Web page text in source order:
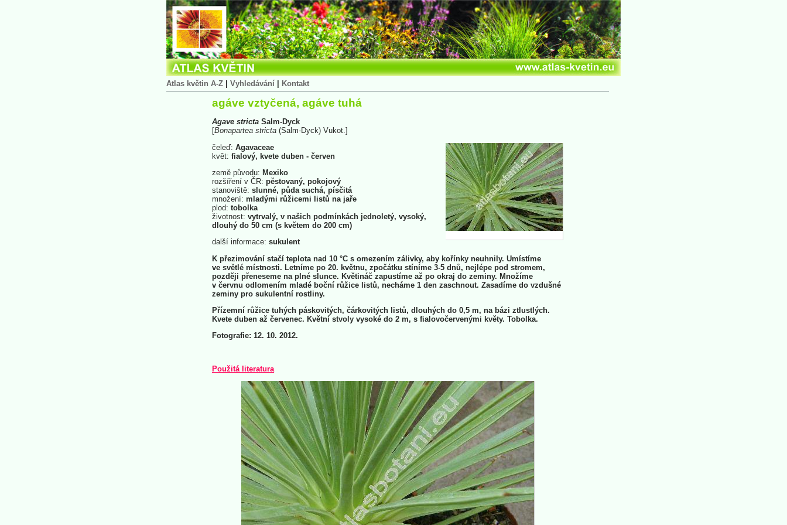
Atlas květin A-Z Vyhledávání Kontakt
agáve vztyčená, agáve tuhá
Agave stricta Salm-Dyck
[Bonapartea stricta (Salm-Dyck) Vukot.]
čeleď: Agavaceae
květ: fialový, kvete duben - červen
země původu: Mexiko
rozšíření v ČR: pěstovaný, pokojový
stanoviště: slunné, půda suchá, písčitá
množení: mladými růžicemi listů na jaře
plod: tobolka
životnost: vytrvalý, v našich podmínkách jednoletý, vysoký,
dlouhý do 50 cm (s květem do 200 cm)
další informace: sukulent
K přezimování stačí teplota nad 10 °C s omezením zálivky, aby kořínky neuhnily. Umístíme
ve světlé místnosti. Letníme po 20. květnu, zpočátku stíníme 3-5 dnů, nejlépe pod stromem,
později přeneseme na plné slunce. Květináč zapustíme až po okraj do zeminy. Množíme
v červnu odlomením mladé boční růžice listů, necháme 1 den zaschnout. Zasadíme do vzdušné
zeminy pro sukulentní rostliny.
Přízemní růžice tuhých páskovitých, čárkovitých listů, dlouhých do 0,5 m, na bázi ztlustlých.
Kvete duben až červenec. Květní stvoly vysoké do 2 m, s fialovočervenými květy. Tobolka.
Fotografie: 12. 10. 2012.
Použitá literatura